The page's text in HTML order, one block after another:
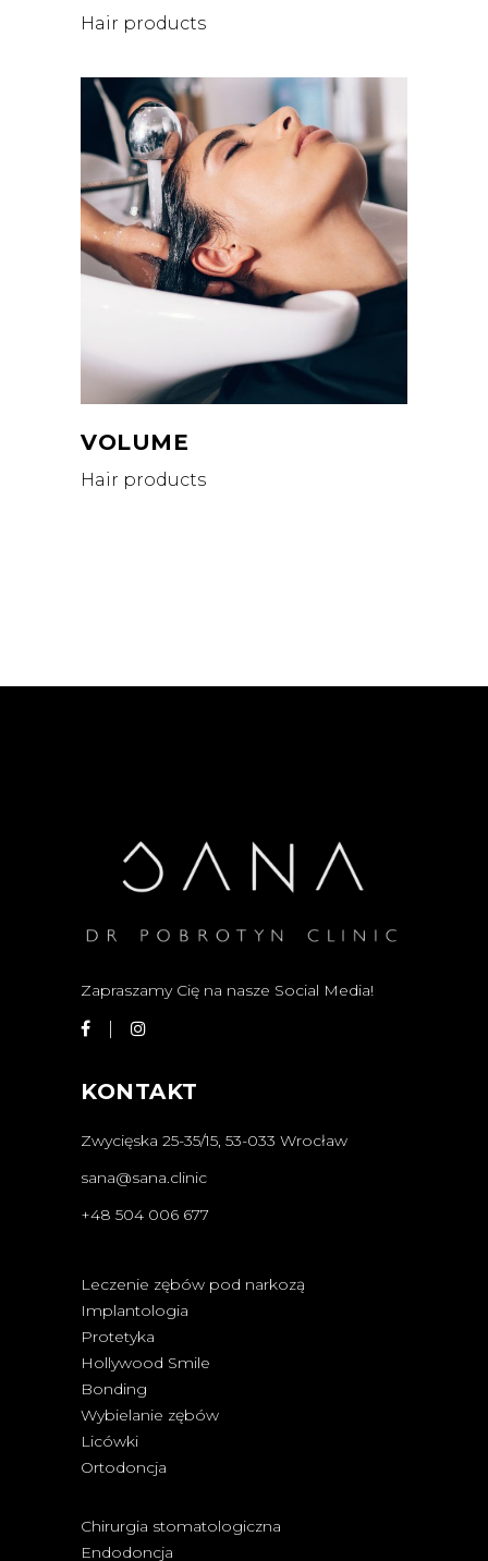
Hair products
VOLUME
Hair products
Zapraszamy Cię na nasze Social Media!
KONTAKT
Zwycięska 25-35/15, 53-033 Wrocław
sana@sana.clinic
+48 504 006 677
Leczenie zębów pod narkozą
Implantologia
Protetyka
Hollywood Smile
Bonding
Wybielanie zębów
Licówki
Ortodoncja
Chirurgia stomatologiczna
Endodoncja